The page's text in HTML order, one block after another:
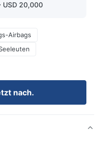
USD 20,000
Airbags
nach.